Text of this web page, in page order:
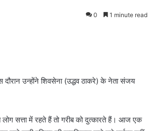
0 1 minute read
दौरान उन्होंने शिवसेना (उद्धव ठाकरे) के नेता संजय
सत्ता में रहते हैं तो गरीब को दुत्कारते हैं। आज एक